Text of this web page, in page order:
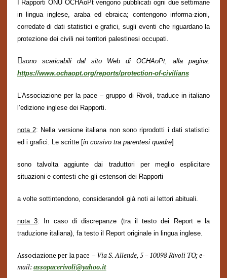
I Rapporti ONU OCHAoPt vengono pubblicati ogni due settimane
in lingua inglese, araba ed ebraica; contengono informa-zioni,
corredate di dati statistici e grafici, sugli eventi che riguardano la
protezione dei civili nei territori palestinesi occupati.
sono scaricabili dal sito Web di OCHAoPt, alla pagina:
https://www.ochaopt.org/reports/protection-of-civilians
L’Associazione per la pace – gruppo di Rivoli, traduce in italiano
l’edizione inglese dei Rapporti.
nota 2: Nella versione italiana non sono riprodotti i dati statistici
ed i grafici. Le scritte[in corsivo tra parentesi quadre]
sono talvolta aggiunte dai traduttori per meglio esplicitare
situazioni e contesti che gli estensori dei Rapporti
a volte sottintendono, considerandoli già noti ai lettori abituali.
nota 3: In caso di discrepanze (tra il testo dei Report e la
traduzione italiana), fa testo il Report originale in lingua inglese.
Associazione per la pace – Via S. Allende, 5 – 10098 Rivoli TO; e-
mail:assopacerivoli@yahoo.it